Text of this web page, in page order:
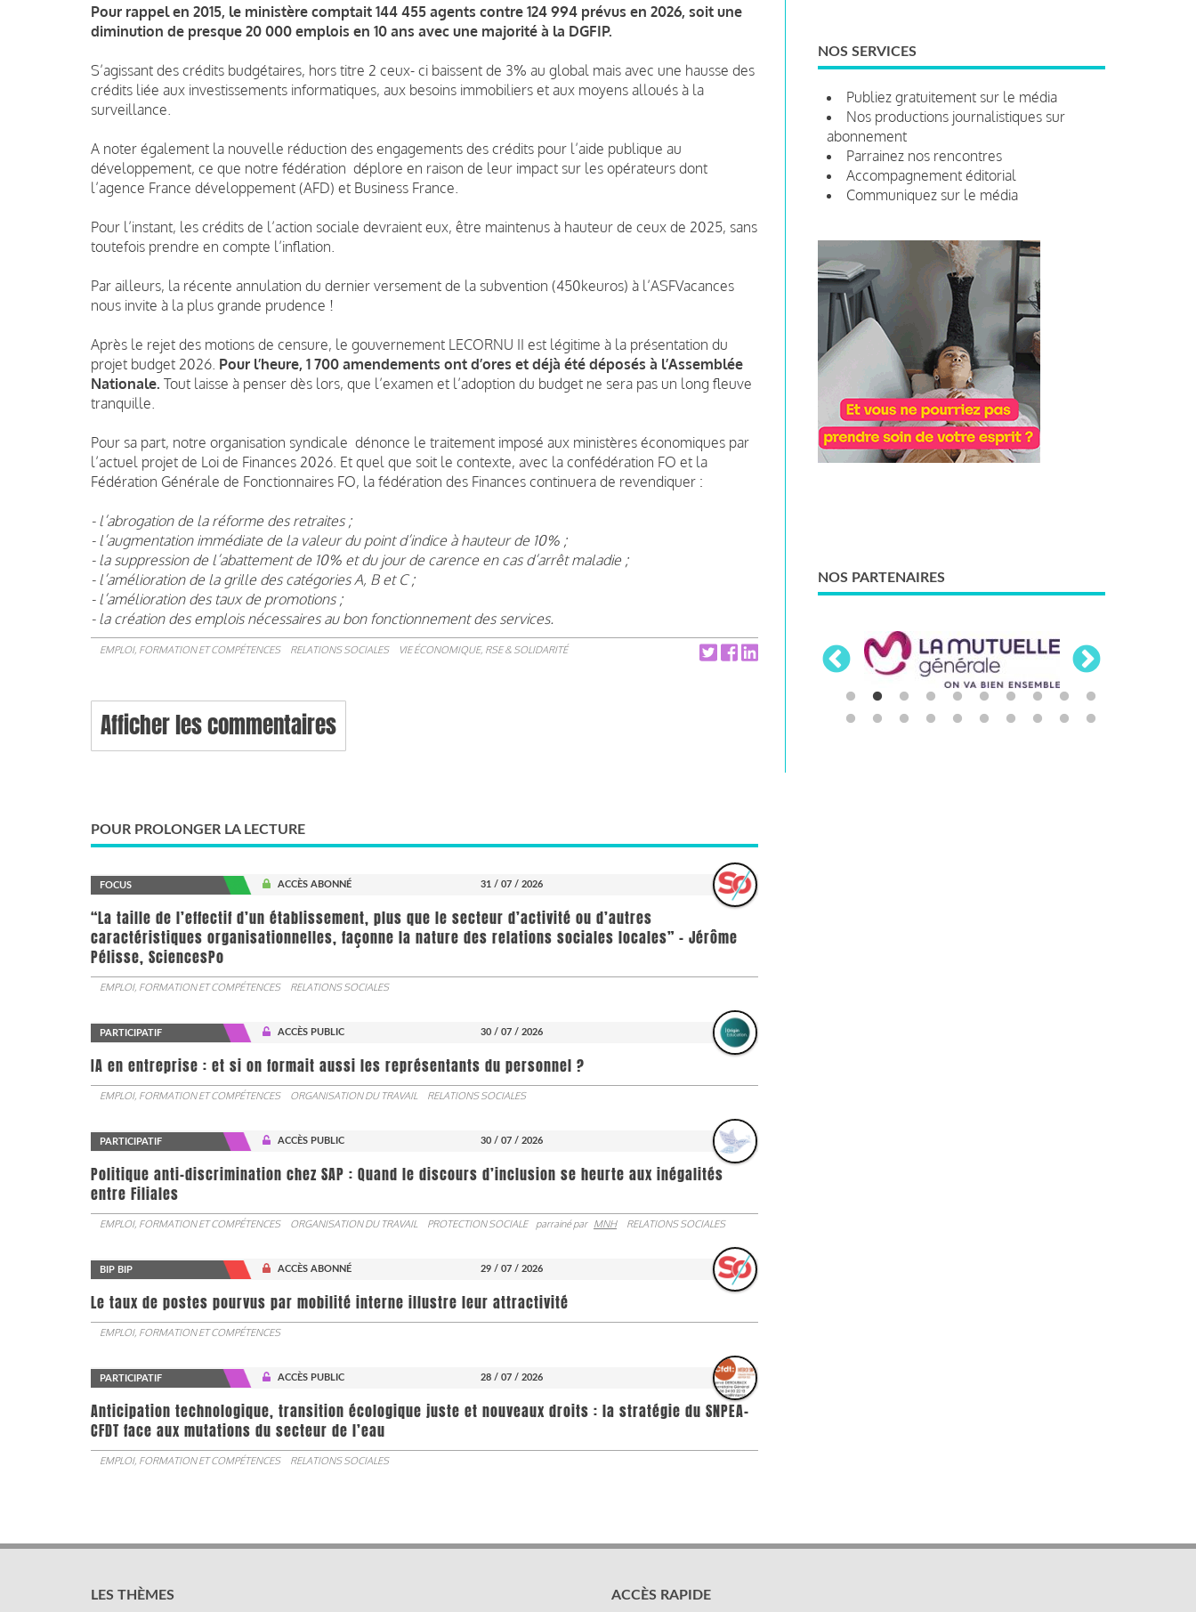
Pour rappel en 2015, le ministère comptait 144 455 agents contre 124 994 prévus en 2026, soit une
diminution de presque 20 000 emplois en 10 ans avec une majorité à la DGFIP.
S’agissant des crédits budgétaires, hors titre 2 ceux- ci baissent de 3% au global mais avec une hausse des
crédits liée aux investissements informatiques, aux besoins immobiliers et aux moyens alloués à la
surveillance.
A noter également la nouvelle réduction des engagements des crédits pour l’aide publique au
développement, ce que notre fédération déplore en raison de leur impact sur les opérateurs dont
l’agence France développement (AFD) et Business France.
Pour l’instant, les crédits de l’action sociale devraient eux, être maintenus à hauteur de ceux de 2025, sans
toutefois prendre en compte l’inflation.
Par ailleurs, la récente annulation du dernier versement de la subvention (450keuros) à l’ASFVacances
nous invite à la plus grande prudence !
Après le rejet des motions de censure, le gouvernement LECORNU II est légitime à la présentation du
projet budget 2026. Pour l’heure, 1 700 amendements ont d’ores et déjà été déposés à l’Assemblée
Nationale. Tout laisse à penser dès lors, que l’examen et l’adoption du budget ne sera pas un long fleuve
tranquille.
Pour sa part, notre organisation syndicale dénonce le traitement imposé aux ministères économiques par
l’actuel projet de Loi de Finances 2026. Et quel que soit le contexte, avec la confédération FO et la
Fédération Générale de Fonctionnaires FO, la fédération des Finances continuera de revendiquer :
- l’abrogation de la réforme des retraites ;
- l’augmentation immédiate de la valeur du point d’indice à hauteur de 10% ;
- la suppression de l’abattement de 10% et du jour de carence en cas d’arrêt maladie ;
- l’amélioration de la grille des catégories A, B et C ;
- l’amélioration des taux de promotions ;
- la création des emplois nécessaires au bon fonctionnement des services.
EMPLOI, FORMATION ET COMPÉTENCES RELATIONS SOCIALES VIE ÉCONOMIQUE, RSE & SOLIDARITÉ
Afficher les commentaires
POUR PROLONGER LA LECTURE
FOCUS ACCÈS ABONNÉ 31 / 07 / 2026
“La taille de l’effectif d’un établissement, plus que le secteur d’activité ou d’autres
caractéristiques organisationnelles, façonne la nature des relations sociales locales” - Jérôme
Pélisse, SciencesPo
EMPLOI, FORMATION ET COMPÉTENCES RELATIONS SOCIALES
PARTICIPATIF ACCÈS PUBLIC 30 / 07 / 2026
IA en entreprise : et si on formait aussi les représentants du personnel ?
EMPLOI, FORMATION ET COMPÉTENCES ORGANISATION DU TRAVAIL RELATIONS SOCIALES
PARTICIPATIF ACCÈS PUBLIC 30 / 07 / 2026
Politique anti-discrimination chez SAP : Quand le discours d’inclusion se heurte aux inégalités
entre Filiales
EMPLOI, FORMATION ET COMPÉTENCES ORGANISATION DU TRAVAIL PROTECTION SOCIALE parrainé par MNH RELATIONS SOCIALES
BIP BIP ACCÈS ABONNÉ 29 / 07 / 2026
Le taux de postes pourvus par mobilité interne illustre leur attractivité
EMPLOI, FORMATION ET COMPÉTENCES
PARTICIPATIF ACCÈS PUBLIC 28 / 07 / 2026
Anticipation technologique, transition écologique juste et nouveaux droits : la stratégie du SNPEA-
CFDT face aux mutations du secteur de l’eau
EMPLOI, FORMATION ET COMPÉTENCES RELATIONS SOCIALES
NOS SERVICES
Publiez gratuitement sur le média
Nos productions journalistiques sur
abonnement
Parrainez nos rencontres
Accompagnement éditorial
Communiquez sur le média
NOS PARTENAIRES
LES THÈMES ACCÈS RAPIDE